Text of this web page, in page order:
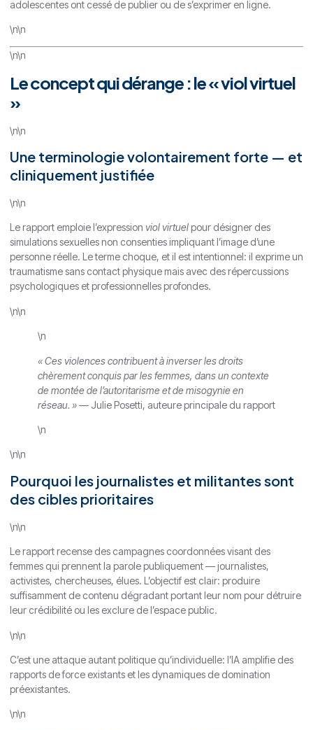
adolescentes ont cessé de publier ou de s’exprimer en ligne.
\n\n
\n\n
Le concept qui dérange : le « viol virtuel
»
\n\n
Une terminologie volontairement forte — et
cliniquement justifiée
\n\n
Le rapport emploie l’expression viol virtuelpour désigner des
simulations sexuelles non consenties impliquant l’image d’une
personne réelle. Le terme choque, et il est intentionnel: il exprime un
traumatisme sans contact physique mais avec des répercussions
psychologiques et professionnelles profondes.
\n\n
\n
« Ces violences contribuent à inverser les droits
chèrement conquis par les femmes, dans un contexte
de montée de l’autoritarisme et de misogynie en
réseau. »— Julie Posetti, auteure principale du rapport
\n
\n\n
Pourquoi les journalistes et militantes sont
des cibles prioritaires
\n\n
Le rapport recense des campagnes coordonnées visant des
femmes qui prennent la parole publiquement — journalistes,
activistes, chercheuses, élues. L’objectif est clair: produire
suffisamment de contenu dégradant portant leur nom pour détruire
leur crédibilité ou les exclure de l’espace public.
\n\n
C’est une attaque autant politique qu’individuelle: l’IA amplifie des
rapports de force existants et les dynamiques de domination
préexistantes.
\n\n